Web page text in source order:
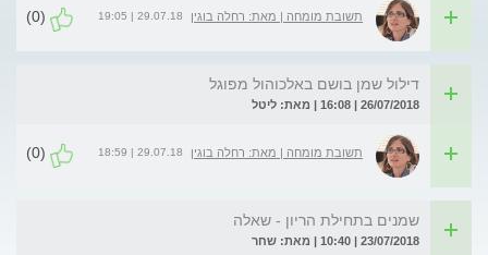
תשובת מומחה | מאת: רחלה בוגין 29.07.18 | 19:05
(0)
דילול שמן בושם באלכוהול מפוגל
26/07/2018 | 16:08 | מאת: ליטל
תשובת מומחה | מאת: רחלה בוגין 29.07.18 | 18:59
(0)
שמנים בתחילת הריון - שאלה
23/07/2018 | 10:40 | מאת: שחר